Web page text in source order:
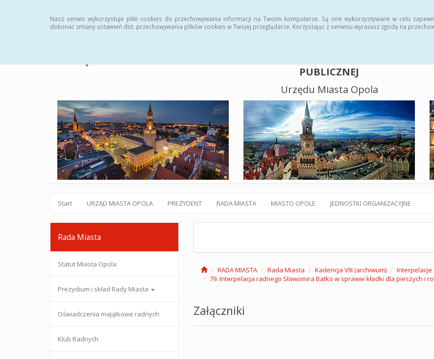
Nasz serwis wykorzystuje pliki cookies do przechowywania informacji na Twoim komputerze. Są one wykorzystywane w celu
dokonać zmiany ustawień dot. przechowywania plików cookies w Twojej przeglądarce. Korzystając z serwisu wyrażasz zgodę na
PUBLICZNEJ
Urzędu Miasta Opola
Start URZĄD MIASTA OPOLA PREZYDENT RADA MIASTA MIASTO OPOLE JEDNOSTKI ORGANIZACYJNE
Rada Miasta
Statut Miasta Opola
Prezydium i skład Rady Miasta
Oświadczenia majątkowe radnych
Klub Radnych
RADA MIASTA Rada Miasta Kadencja VIII (archiwum) Interpelacje
79. Interpelacja radnego Sławomira Batko w sprawie kładki dla pieszych i
Załączniki